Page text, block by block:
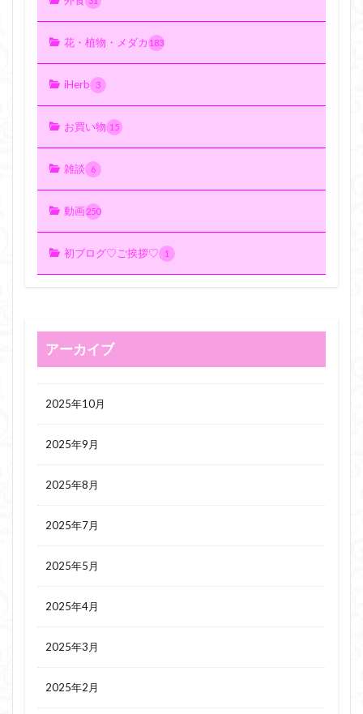
花・植物・メダカ 183
iHerb 3
お買い物 15
雑談 6
動画250
初ブログ♡ご挨拶♡ 1
アーカイブ
2025年10月
2025年9月
2025年8月
2025年7月
2025年5月
2025年4月
2025年3月
2025年2月